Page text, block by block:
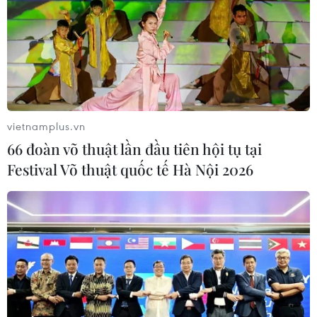
thành một tổng thể
07/08/2026 13:06
Naver và NVIDIA tăng tốc xây dựng
“Nhà máy AI,” hướng tới doanh thu
từ năm 2027
07/08/2026 13:01
Diễn đàn Kinh tế tư nhân Việt Nam
2026: Mở rộng không gian hợp lực
công-tư
07/08/2026 12:54
Chuyên gia quốc tế đánh giá tích cực
về tiền đồng của Việt Nam
vietnamplus.vn
66 đoàn võ thuật lần đầu tiên hội tụ tại
Festival Võ thuật quốc tế Hà Nội 2026